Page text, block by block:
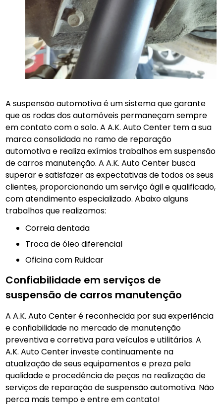
A suspensão automotiva é um sistema que garante
que as rodas dos automóveis permaneçam sempre
em contato com o solo. A A.K. Auto Center tem a sua
marca consolidada no ramo de reparação
automotiva e realiza exímios trabalhos em suspensão
de carros manutenção. A A.K. Auto Center busca
superar e satisfazer as expectativas de todos os seus
clientes, proporcionando um serviço ágil e qualificado,
com atendimento especializado. Abaixo alguns
trabalhos que realizamos:
Correia dentada
Troca de óleo diferencial
Oficina com Ruidcar
Confiabilidade em serviços de
suspensão de carros manutenção
A A.K. Auto Center é reconhecida por sua experiência
e confiabilidade no mercado de manutenção
preventiva e corretiva para veículos e utilitários. A
A.K. Auto Center investe continuamente na
atualização de seus equipamentos e preza pela
qualidade e procedência de peças na realização de
serviços de reparação de suspensão automotiva. Não
perca mais tempo e entre em contato!